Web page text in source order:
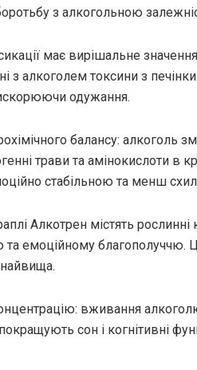
з алкогольною
має вирішальне
з алкоголем токсини з
одужання.
балансу: алкоголь
трави та амінокислоти в
стабільною та менш
Алкотрен містять
емоційному благополуччю.
найвища.
вживання
сон і когнітивні